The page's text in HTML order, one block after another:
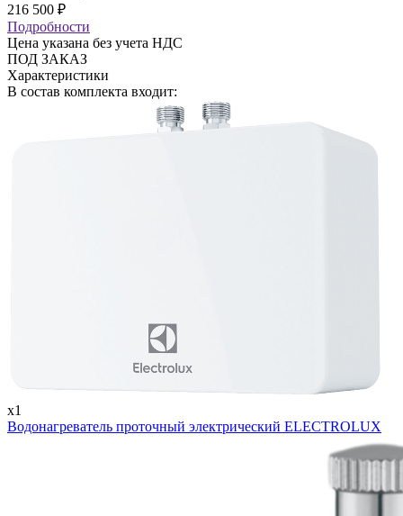
216 500 ₽
Подробности
Цена указана без учета НДС
ПОД ЗАКАЗ
Характеристики
В состав комплекта входит:
x1
Водонагреватель проточный электрический ELECTROLUX